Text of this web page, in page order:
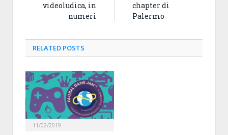
videoludica, in
numeri
chapter di
Palermo
RELATED POSTS
11/02/2019